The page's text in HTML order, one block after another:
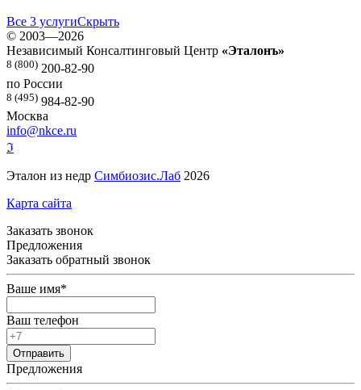
Все 3 услугиСкрыть
© 2003—2026
Независимый Консалтинговый Центр «Эталонъ»
8 (800) 200-82-90
по России
8 (495) 984-82-90
Москва
info@nkce.ru
ℑ
Эталон из недр Симбиозис.Лаб 2026
Карта сайта
Заказать звонок
Предложения
Заказать обратный звонок
Ваше имя*
Ваш телефон
Предложения